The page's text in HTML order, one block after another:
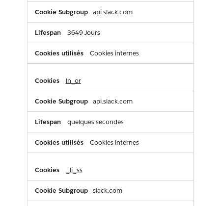
api.slack.com
3649 Jours
Cookies internes
ln_or
api.slack.com
quelques secondes
Cookies internes
_li_ss
slack.com